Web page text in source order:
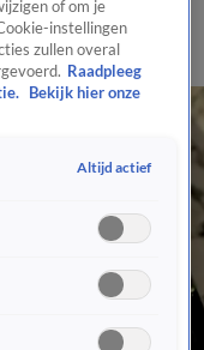
ShopUitzending
of om je
instellingen
zullen overal
Raadpleeg
Bekijk hier onze
Altijd actief